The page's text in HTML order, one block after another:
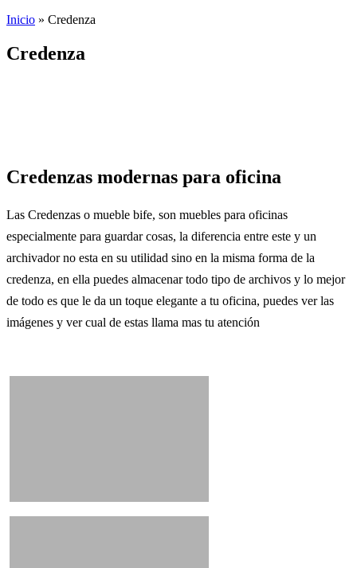
Inicio » Credenza
Credenza
Credenzas modernas para oficina
Las Credenzas o mueble bife, son muebles para oficinas
especialmente para guardar cosas, la diferencia entre este y un
archivador no esta en su utilidad sino en la misma forma de la
credenza, en ella puedes almacenar todo tipo de archivos y lo mejor
de todo es que le da un toque elegante a tu oficina, puedes ver las
imágenes y ver cual de estas llama mas tu atención